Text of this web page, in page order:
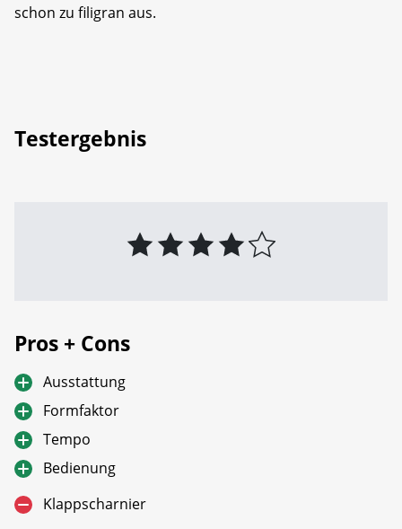
schon zu filigran aus.
Testergebnis
Pros + Cons
Ausstattung
Formfaktor
Tempo
Bedienung
Klappscharnier